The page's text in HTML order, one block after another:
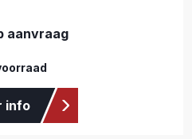
aanvraag
info